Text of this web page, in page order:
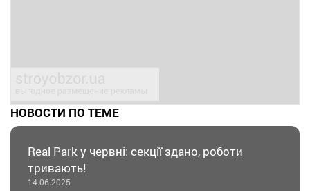
НОВОСТИ ПО ТЕМЕ
Real Park у червні: секції здано, роботи
тривають!
14.06.2025